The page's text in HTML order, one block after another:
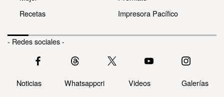
Recetas
Impresora Pacífico
- Redes sociales -
Noticias Whatsappcri Videos Galerías